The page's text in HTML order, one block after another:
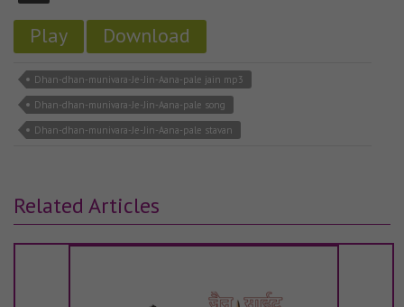
Play Download
Dhan-dhan-munivara-Je-Jin-Aana-pale jain mp3
Dhan-dhan-munivara-Je-Jin-Aana-pale song
Dhan-dhan-munivara-Je-Jin-Aana-pale stavan
Related Articles